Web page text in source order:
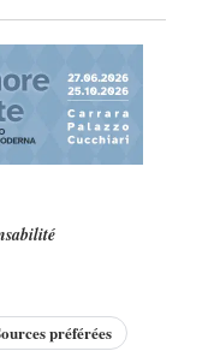
préférées